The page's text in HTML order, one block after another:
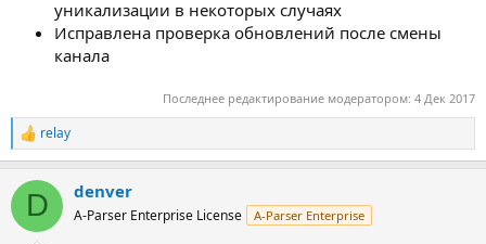
уникализации в некоторых случаях
Исправлена проверка обновлений после смены
канала
Последнее редактирование модератором: 4 Дек 2017
Р
е
к
и
relay
D denver
A-Parser Enterprise License A-Parser Enterprise